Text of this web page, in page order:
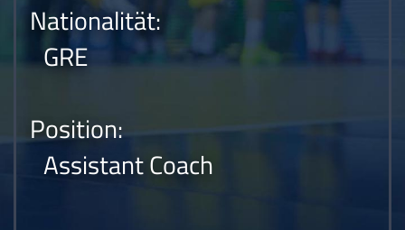
Nationalität:
GRE
Position:
Assistant Coach